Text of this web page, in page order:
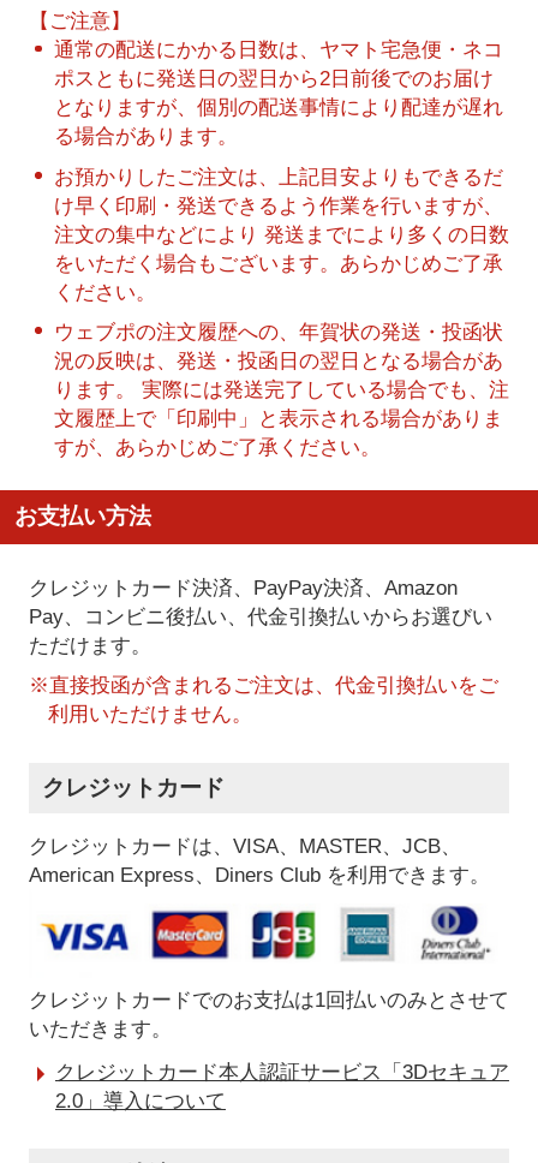
【ご注意】
通常の配送にかかる日数は、ヤマト宅急便・ネコ
ポスともに発送日の翌日から2日前後でのお届け
となりますが、個別の配送事情により配達が遅れ
る場合があります。
お預かりしたご注文は、上記目安よりもできるだ
け早く印刷・発送できるよう作業を行いますが、
注文の集中などにより 発送までにより多くの日数
をいただく場合もございます。あらかじめご了承
ください。
ウェブポの注文履歴への、年賀状の発送・投函状
況の反映は、発送・投函日の翌日となる場合があ
ります。 実際には発送完了している場合でも、注
文履歴上で「印刷中」と表示される場合がありま
すが、あらかじめご了承ください。
お支払い方法
クレジットカード決済、PayPay決済、Amazon
Pay、コンビニ後払い、代金引換払いからお選びい
ただけます。
※直接投函が含まれるご注文は、代金引換払いをご
利用いただけません。
クレジットカード
クレジットカードは、VISA、MASTER、JCB、
American Express、Diners Club を利用できます。
クレジットカードでのお支払は1回払いのみとさせて
いただきます。
クレジットカード本人認証サービス「3Dセキュア
2.0」導入について